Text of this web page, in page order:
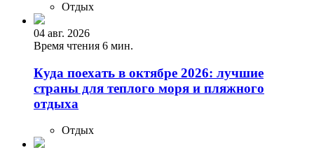
Отдых
04 авг. 2026
Время чтения 6 мин.
Куда поехать в октябре 2026: лучшие
страны для теплого моря и пляжного
отдыха
Отдых